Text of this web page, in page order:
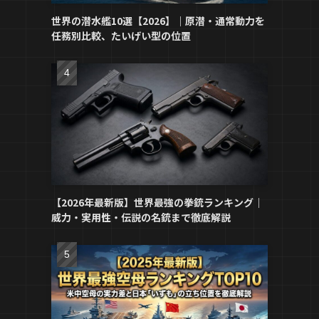
世界の潜水艦10選【2026】｜原潜・通常動力を
任務別比較、たいげい型の位置
【2026年最新版】世界最強の拳銃ランキング｜
威力・実用性・伝説の名銃まで徹底解説